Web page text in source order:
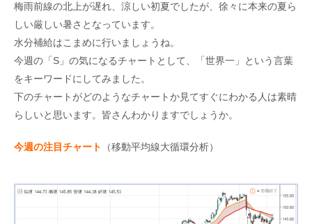
梅雨前線の北上が遅れ、涼しい初夏でしたが、徐々に本来の夏ら
しい厳しい暑さとなっています。
水分補給はこまめに行いましょうね。
今週の「S」の気になるチャートとして、「世界一」という言葉
をキーワードにしてみました。
下のチャートがどのようなチャートか見てすぐにわかる人は素晴
らしいと思います。皆さんわかりますでしょうか。
今週の注目チャート （移動平均線大循環分析）